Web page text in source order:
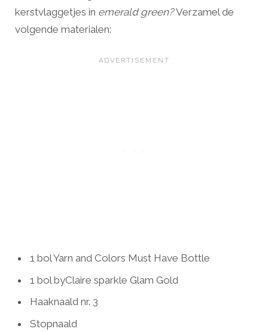
kerstvlaggetjes in emerald green?Verzamel de
volgende materialen:
1 bol Yarn and Colors Must Have Bottle
1 bol byClaire sparkle Glam Gold
Haaknaald nr. 3
Stopnaald